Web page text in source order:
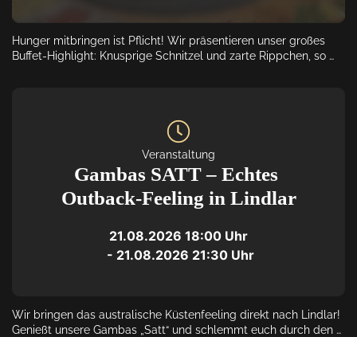
Hunger mitbringen ist Pflicht! Wir präsentieren unser großes
Buffet-Highlight: Knusprige Schnitzel und zarte Rippchen, so
Veranstaltung
Gambas SATT – Echtes
Outback-Feeling in Lindlar
21.08.2026 18:00 Uhr
- 21.08.2026 21:30 Uhr
Wir bringen das australische Küstenfeeling direkt nach Lindlar!
Genießt unsere Gambas „Satt“ und schlemmt euch durch den